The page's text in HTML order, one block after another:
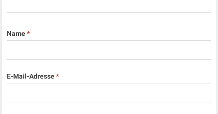
Name*
E-Mail-Adresse*